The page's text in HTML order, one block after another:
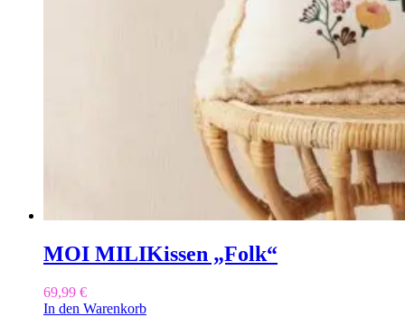
MOI MILIKissen „Folk“
69,99 €
In den Warenkorb